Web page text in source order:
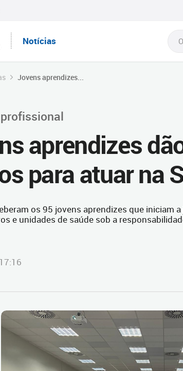
Notícias
Jovens aprendizes...
aprendizes
para atuar na
os 95 jovens aprendizes que iniciam
e unidades de saúde sob a